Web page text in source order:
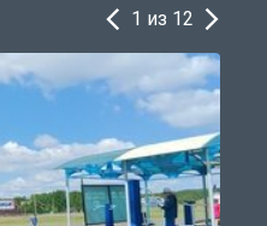
1 из 12